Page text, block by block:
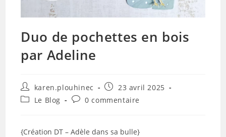
Duo de pochettes en bois
par Adeline
Auteur/autrice
de
la
karen.plouhinec
Publication
publiée :
23 avril 2025
PostLe Blog
Commentaires
publication :
0 commentaire
{Création DT – Adèle dans sa bulle}